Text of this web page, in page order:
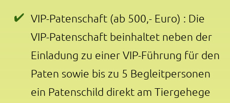
VIP-Patenschaft (ab 500,- Euro) : Die
VIP-Patenschaft beinhaltet neben der
Einladung zu einer VIP-Führung für den
Paten sowie bis zu 5 Begleitpersonen
ein Patenschild direkt am Tiergehege